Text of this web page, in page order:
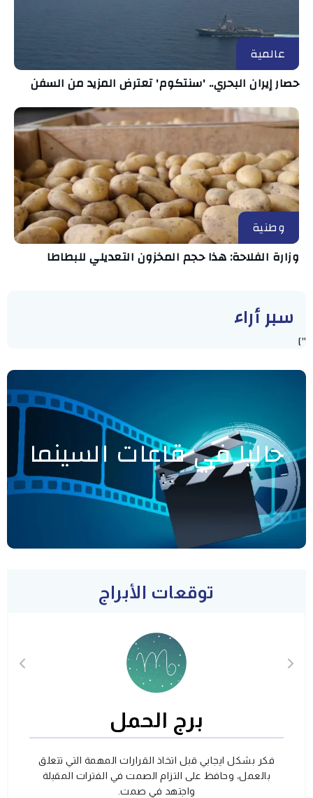
عالمية
حصار إيران البحري.. 'سنتكوم' تعترض المزيد من السفن
وطنية
وزارة الفلاحة: هذا حجم المخزون التعديلي للبطاطا
سبر أراء
"]
حاليا في قاعات السينما
توقعات الأبراج
برج الحمل
فكر بشكل ايجابي قبل اتخاذ القرارات المهمة التي تتعلق
بالعمل، وحافظ على التزام الصمت في الفترات المقبلة
واجتهد في صمت.